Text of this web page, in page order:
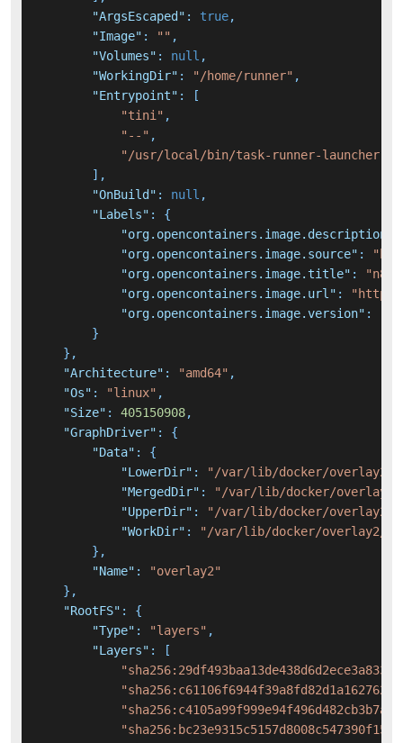
"ArgsEscaped" : true,
"Image" : "" ,
"Volumes" : null ,
"WorkingDir" : "/home/runner" ,
"Entrypoint" :
[
"tini" ,
"--" ,
"/usr/local/bin/task-runner-launcher"
] ,
"OnBuild" : null ,
"Labels" :
{
"org.opencontainers.image.description"
"org.opencontainers.image.source" :
"org.opencontainers.image.title" :
"n8n
"org.opencontainers.image.url" :
"org.opencontainers.image.version" :
}
} ,
"Architecture" : "amd64" ,
"Os" : "linux" ,
"Size" : 405150908,
"GraphDriver" :
{
"Data" :
{
"LowerDir" :
"/var/lib/docker/overlay2/
"MergedDir" :
"/var/lib/docker/overlay2/
"UpperDir" :
"/var/lib/docker/overlay2/
"WorkDir" :
"/var/lib/docker/overlay2/
} ,
"Name" :
"overlay2"
} ,
"RootFS" :
{
"Type" : "layers" ,
"Layers" :
[